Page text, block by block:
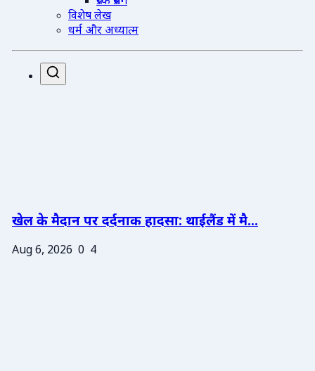
विशेष लेख
धर्म और अध्यात्म
खेल के मैदान पर दर्दनाक हादसा: थाईलैंड में मै...
Aug 6, 2026 0 4